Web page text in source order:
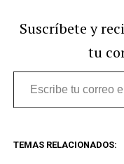
Suscríbete y
tu
Escribe
tu
electrónico…
TEMAS RELACIONADOS: